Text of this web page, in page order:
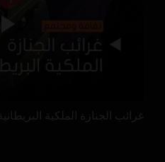
غرائب الجنازة الملكية البريطانية